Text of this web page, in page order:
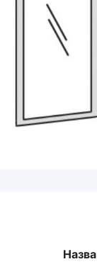
Назва